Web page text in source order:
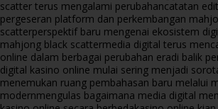
scatter terus mengalami perubahancatatan
pergeseran platform dan perkembangan
scatterperspektif baru mengenai ekosistem
mahjong black scattermedia digital terus
online dalam berbagai perubahan eradi balik
digital kasino online mulai sering menjadi
menemukan ruang pembahasan baru melalui
modernmengulas bagaimana media digital